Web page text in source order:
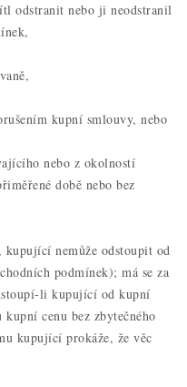
nebo ji neodstranil
kupní smlouvy, nebo
nebo z okolností
době nebo bez
nemůže odstoupit od
podmínek); má se za
li kupující od kupní
cenu bez zbytečného
kupující prokáže, že věc